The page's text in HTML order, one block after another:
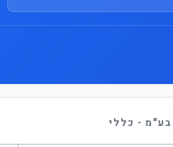
בע"מ - כללי